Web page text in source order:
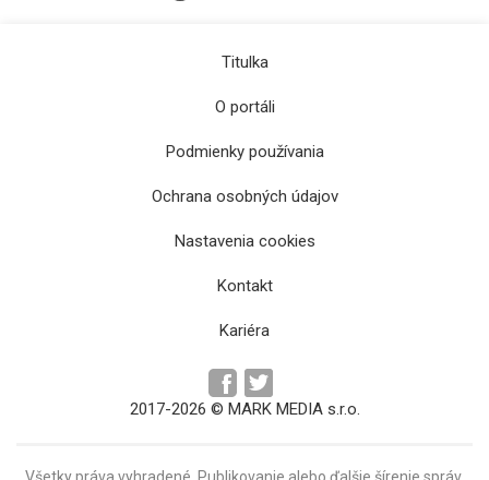
Košice v druhej polovici 16. storočia –
Titulka
O portáli
Podmienky používania
Ochrana osobných údajov
Nastavenia cookies
Kontakt
Kariéra
2017-2026 © MARK MEDIA s.r.o.